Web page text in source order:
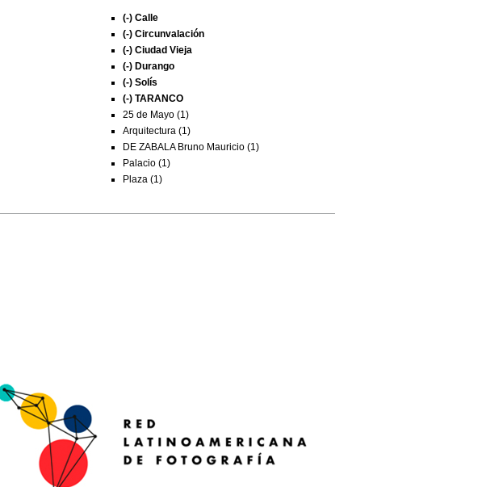
(-) Calle
(-) Circunvalación
(-) Ciudad Vieja
(-) Durango
(-) Solís
(-) TARANCO
25 de Mayo (1)
Arquitectura (1)
DE ZABALA Bruno Mauricio (1)
Palacio (1)
Plaza (1)